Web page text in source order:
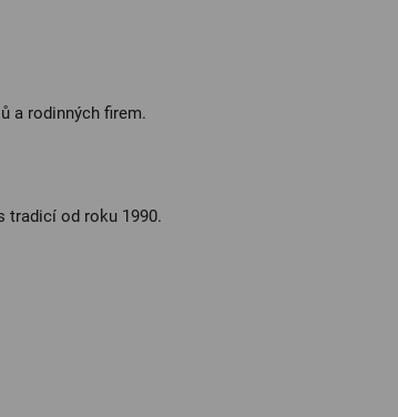
a rodinných firem.
tradicí od roku 1990.